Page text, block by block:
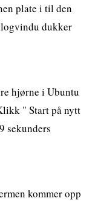
plate i til den
dukker
hjørne i Ubuntu
" Start på nytt
sekunders
kommer opp